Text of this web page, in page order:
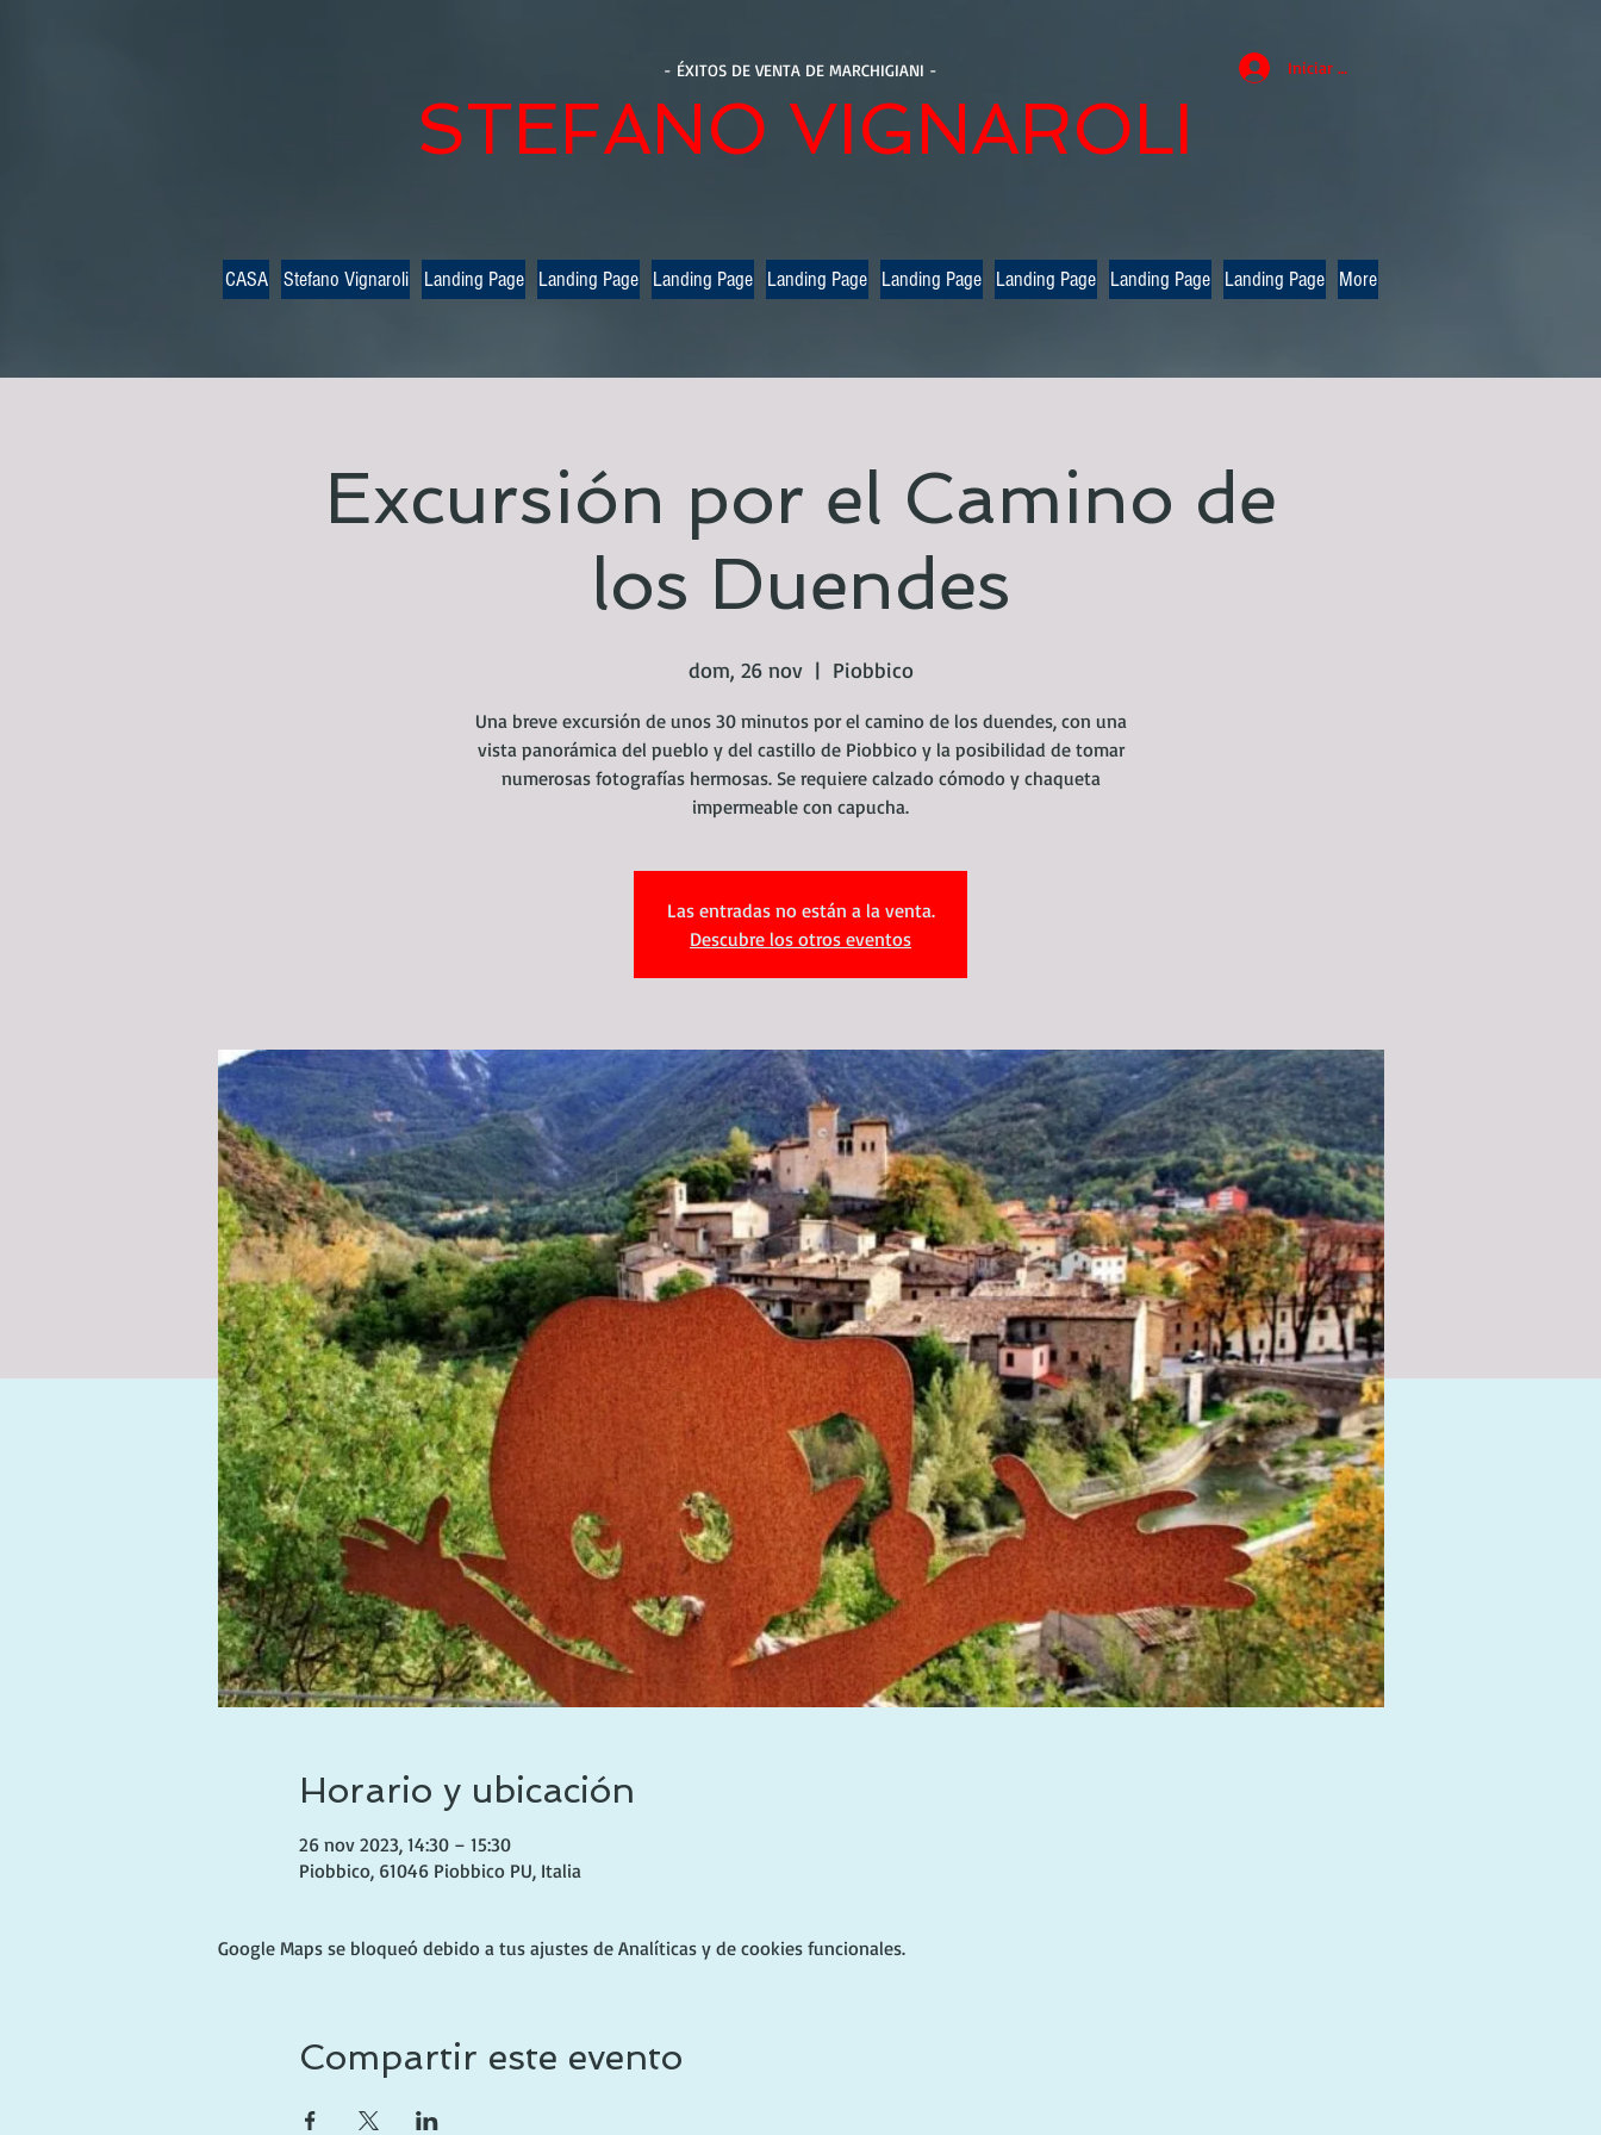
- ÉXITOS DE VENTA DE MARCHIGIANI - Iniciar sesión
STEFANO VIGNAROLI
CASA Stefano Vignaroli Landing Page Landing Page Landing Page Landing Page Landing Page Landing Page Landing Page Landing Page More
Excursión por el Camino de
los Duendes
dom, 26 nov
  |
Piobbico
Una breve excursión de unos 30 minutos por el camino de los duendes, con una
vista panorámica del pueblo y del castillo de Piobbico y la posibilidad de tomar
numerosas fotografías hermosas. Se requiere calzado cómodo y chaqueta
impermeable con capucha.
Las entradas no están a la venta.
Descubre los otros eventos
Horario y ubicación
26 nov 2023, 14:30 – 15:30
Piobbico, 61046 Piobbico PU, Italia
Google Maps se bloqueó debido a tus ajustes de Analíticas y de cookies funcionales.
Compartir este evento